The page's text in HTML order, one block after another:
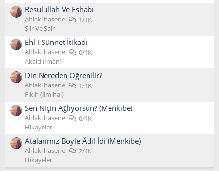
Resulullah Ve Eshabı
Ahlaki hasene
1/1K
Şiir Ve Şair
Ehl-I Sünnet İtikadı
Ahlaki hasene
0/1K
Akaid (İman)
Din Nereden Öğrenilir?
Ahlaki hasene
1/1K
Fıkıh (İlmihal)
Sen Niçin Ağlıyorsun? (Menkıbe)
Ahlaki hasene
0/1K
Hikayeler
Atalarımız Böyle Âdil İdi (Menkibe)
Ahlaki hasene
2/1K
Hikayeler